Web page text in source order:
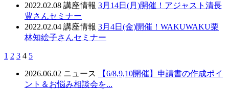
2022.02.08 講座情報 3月14日(月)開催！アジャスト清長
豊さんセミナー
2022.02.04 講座情報 3月4日(金)開催！WAKUWAKU栗
林知絵子さんセミナー
1 2 3 4 5
2026.06.02 ニュース
【6/8,9,10開催】申請書の作成ポイ
ント＆お悩み相談会を...